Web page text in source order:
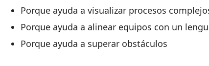
Porque ayuda a visualizar procesos
Porque ayuda a alinear equipos con un
Porque ayuda a superar obstáculos